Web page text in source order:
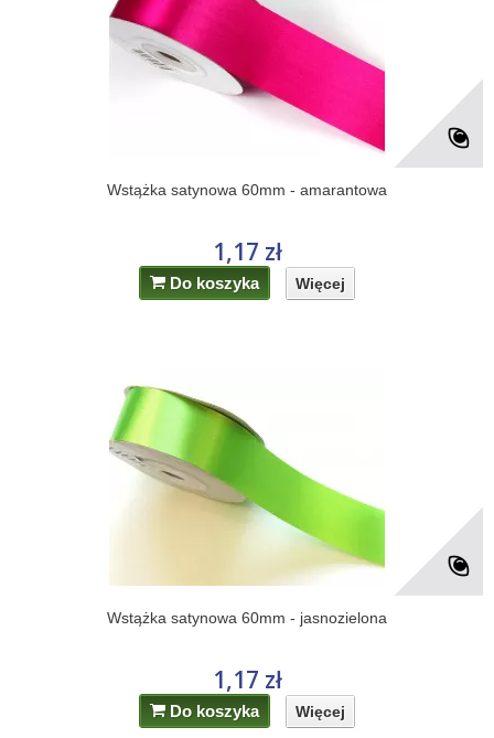
Wstążka satynowa 60mm - amarantowa
1,17 zł
Do koszyka Więcej
Wstążka satynowa 60mm - jasnozielona
1,17 zł
Do koszyka Więcej